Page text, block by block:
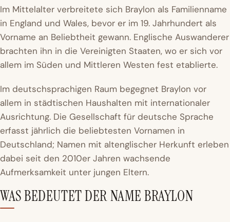
Im Mittelalter verbreitete sich Braylon als Familienname
in England und Wales, bevor er im 19. Jahrhundert als
Vorname an Beliebtheit gewann. Englische Auswanderer
brachten ihn in die Vereinigten Staaten, wo er sich vor
allem im Süden und Mittleren Westen fest etablierte.
Im deutschsprachigen Raum begegnet Braylon vor
allem in städtischen Haushalten mit internationaler
Ausrichtung. Die Gesellschaft für deutsche Sprache
erfasst jährlich die beliebtesten Vornamen in
Deutschland; Namen mit altenglischer Herkunft erleben
dabei seit den 2010er Jahren wachsende
Aufmerksamkeit unter jungen Eltern.
WAS BEDEUTET DER NAME BRAYLON